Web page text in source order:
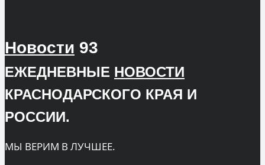
Новости 93
ЕЖЕДНЕВНЫЕ НОВОСТИ
КРАСНОДАРСКОГО КРАЯ И
РОССИИ.
МЫ ВЕРИМ В ЛУЧШЕЕ.